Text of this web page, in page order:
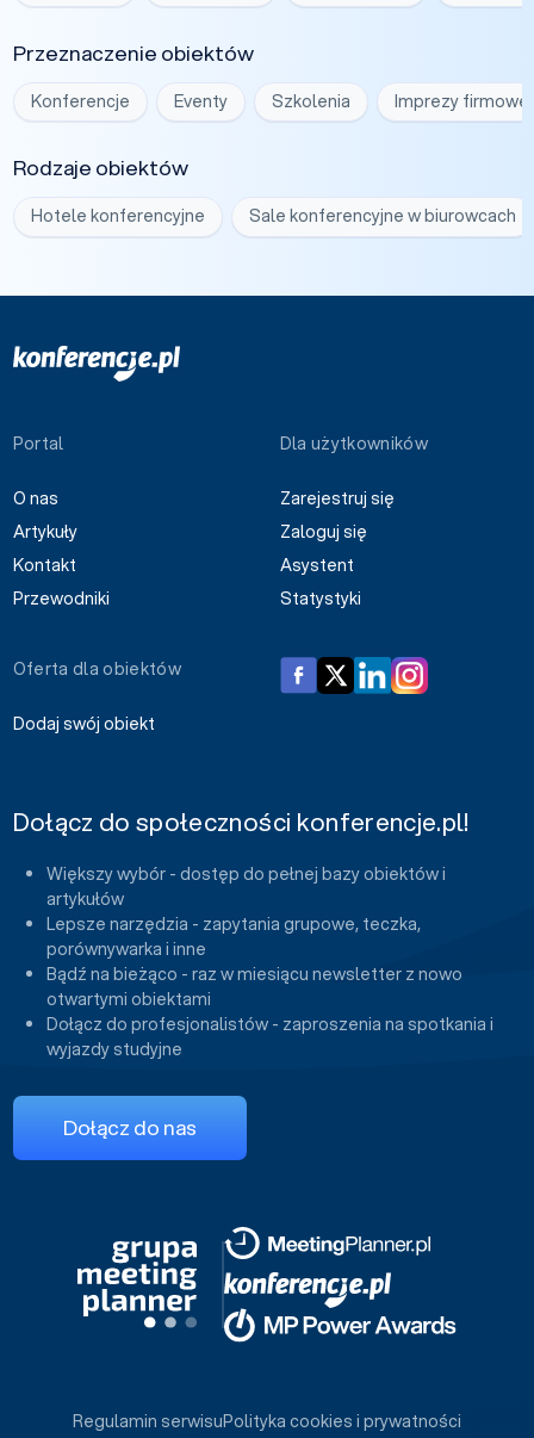
Przeznaczenie obiektów
Konferencje Eventy Szkolenia Imprezy firmowe
Rodzaje obiektów
Hotele konferencyjne Sale konferencyjne w biurowcach
Portal
O nas
Artykuły
Kontakt
Przewodniki
Dla użytkowników
Zarejestruj się
Zaloguj się
Asystent
Statystyki
Oferta dla obiektów
Dodaj swój obiekt
Dołącz do społeczności konferencje.pl!
Większy wybór - dostęp do pełnej bazy obiektów i
artykułów
Lepsze narzędzia - zapytania grupowe, teczka,
porównywarka i inne
Bądź na bieżąco - raz w miesiącu newsletter z nowo
otwartymi obiektami
Dołącz do profesjonalistów - zaproszenia na spotkania i
wyjazdy studyjne
Dołącz do nas
Regulamin serwisuPolityka cookies i prywatności